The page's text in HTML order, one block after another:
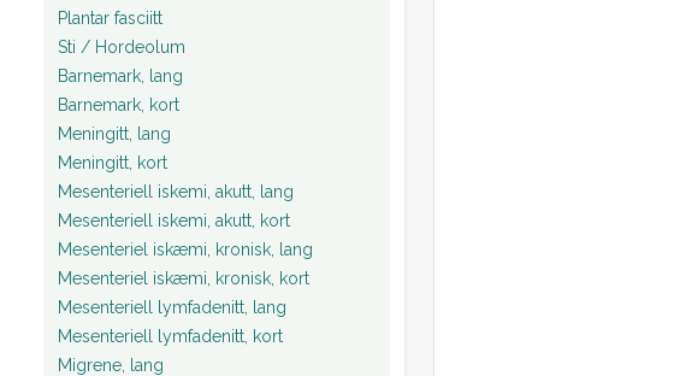
Plantar fasciitt
Sti / Hordeolum
Barnemark, lang
Barnemark, kort
Meningitt, lang
Meningitt, kort
Mesenteriell iskemi, akutt, lang
Mesenteriell iskemi, akutt, kort
Mesenteriel iskæmi, kronisk, lang
Mesenteriel iskæmi, kronisk, kort
Mesenteriell lymfadenitt, lang
Mesenteriell lymfadenitt, kort
Migrene, lang